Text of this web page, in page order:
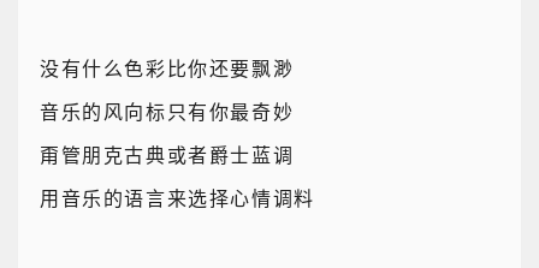
没有什么色彩比你还要飘渺
音乐的风向标只有你最奇妙
甭管朋克古典或者爵士蓝调
用音乐的语言来选择心情调料